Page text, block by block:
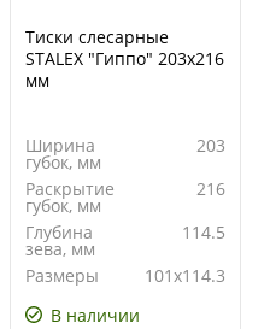
Тиски слесарные
STALEX "Гиппо" 203х216
мм
Ширина
губок, мм
203
Раскрытие
губок, мм
216
Глубина
зева, мм
114.5
Размеры
наковальни,
мм
101х114.3
В наличии